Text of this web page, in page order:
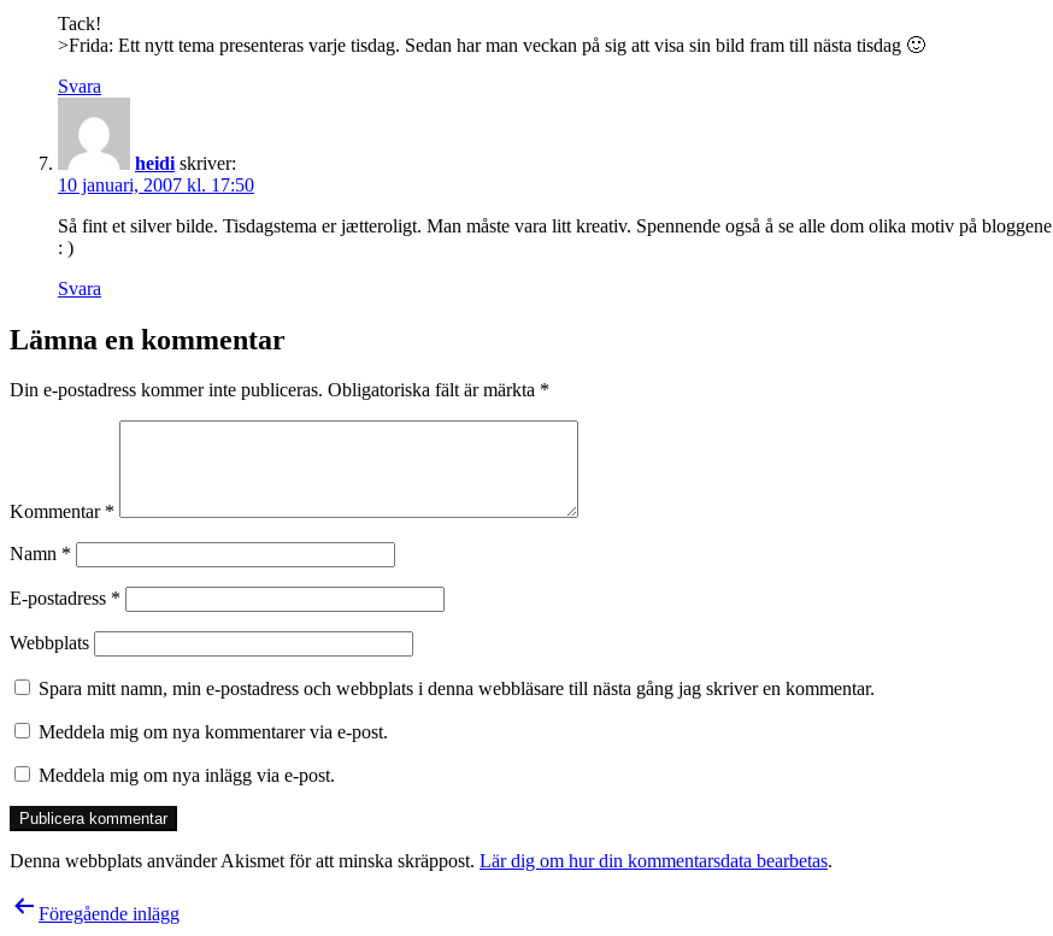
Tack!
>Frida: Ett nytt tema presenteras varje tisdag. Sedan har man veckan på sig att visa sin bild fram till nästa tisdag 🙂
Svara
heidi skriver:
10 januari, 2007 kl. 17:50
Så fint et silver bilde. Tisdagstema er jætteroligt. Man måste vara litt kreativ. Spennende også å se alle dom olika motiv på bloggene
: )
Svara
Lämna en kommentar
Din e-postadress kommer inte publiceras. Obligatoriska fält är märkta *
Kommentar *
Namn *
E-postadress *
Webbplats
Spara mitt namn, min e-postadress och webbplats i denna webbläsare till nästa gång jag skriver en kommentar.
Meddela mig om nya kommentarer via e-post.
Meddela mig om nya inlägg via e-post.
Denna webbplats använder Akismet för att minska skräppost. Lär dig om hur din kommentarsdata bearbetas.
Inläggsnavigering
Föregående inlägg